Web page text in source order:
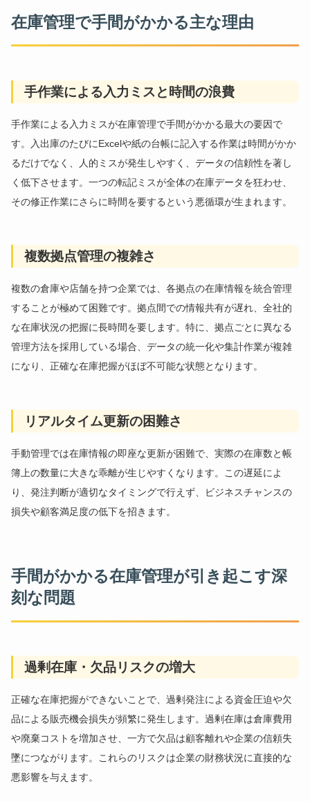
在庫管理で手間がかかる主な理由
手作業による入力ミスと時間の浪費
手作業による入力ミスが在庫管理で手間がかかる最大の要因で
す。入出庫のたびにExcelや紙の台帳に記入する作業は時間がかか
るだけでなく、人的ミスが発生しやすく、データの信頼性を著し
く低下させます。一つの転記ミスが全体の在庫データを狂わせ、
その修正作業にさらに時間を要するという悪循環が生まれます。
複数拠点管理の複雑さ
複数の倉庫や店舗を持つ企業では、各拠点の在庫情報を統合管理
することが極めて困難です。拠点間での情報共有が遅れ、全社的
な在庫状況の把握に長時間を要します。特に、拠点ごとに異なる
管理方法を採用している場合、データの統一化や集計作業が複雑
になり、正確な在庫把握がほぼ不可能な状態となります。
リアルタイム更新の困難さ
手動管理では在庫情報の即座な更新が困難で、実際の在庫数と帳
簿上の数量に大きな乖離が生じやすくなります。この遅延によ
り、発注判断が適切なタイミングで行えず、ビジネスチャンスの
損失や顧客満足度の低下を招きます。
手間がかかる在庫管理が引き起こす深
刻な問題
過剰在庫・欠品リスクの増大
正確な在庫把握ができないことで、過剰発注による資金圧迫や欠
品による販売機会損失が頻繁に発生します。過剰在庫は倉庫費用
や廃棄コストを増加させ、一方で欠品は顧客離れや企業の信頼失
墜につながります。これらのリスクは企業の財務状況に直接的な
悪影響を与えます。